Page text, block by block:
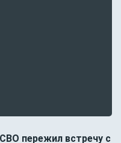
пережил встречу с